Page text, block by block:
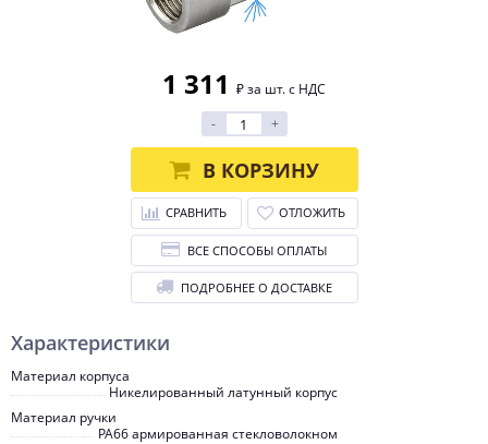
Характеристики
Материал корпуса
Никелированный латунный корпус
Материал ручки
PA66 армированная стекловолокном
1 311 ₽ за шт. с НДС
-
+
В КОРЗИНУ
СРАВНИТЬ ОТЛОЖИТЬ
ВСЕ СПОСОБЫ ОПЛАТЫ
ПОДРОБНЕЕ О ДОСТАВКЕ